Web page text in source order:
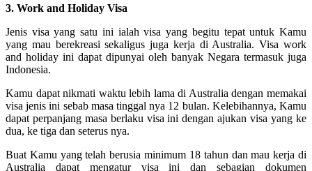
3. Work and Holiday Visa
Jenis visa yang satu ini ialah visa yang begitu tepat untuk Kamu
yang mau berekreasi sekaligus juga kerja di Australia. Visa work
and holiday ini dapat dipunyai oleh banyak Negara termasuk juga
Indonesia.
Kamu dapat nikmati waktu lebih lama di Australia dengan memakai
visa jenis ini sebab masa tinggal nya 12 bulan. Kelebihannya, Kamu
dapat perpanjang masa berlaku visa ini dengan ajukan visa yang ke
dua, ke tiga dan seterus nya.
Buat Kamu yang telah berusia minimum 18 tahun dan mau kerja di
Australia dapat mengatur visa ini dan sebagian dokumen